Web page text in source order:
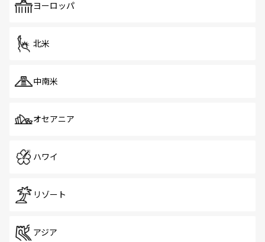
で、ホーカーズは地元の風情を楽しめる外せないスポット
ヨーロッパ
北米
中南米
オセアニア
ハワイ
リゾート
アジア